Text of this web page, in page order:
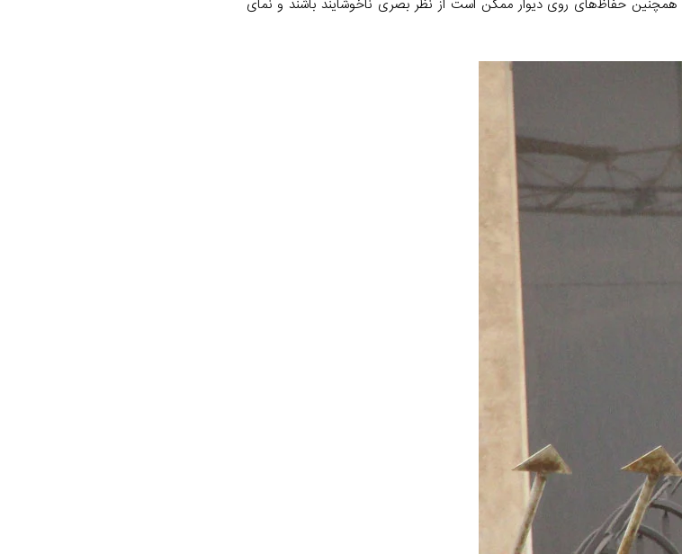
همچنین حفاظهای روی دیوار ممکن است از نظر بصری ناخوشایند باشند و نمای